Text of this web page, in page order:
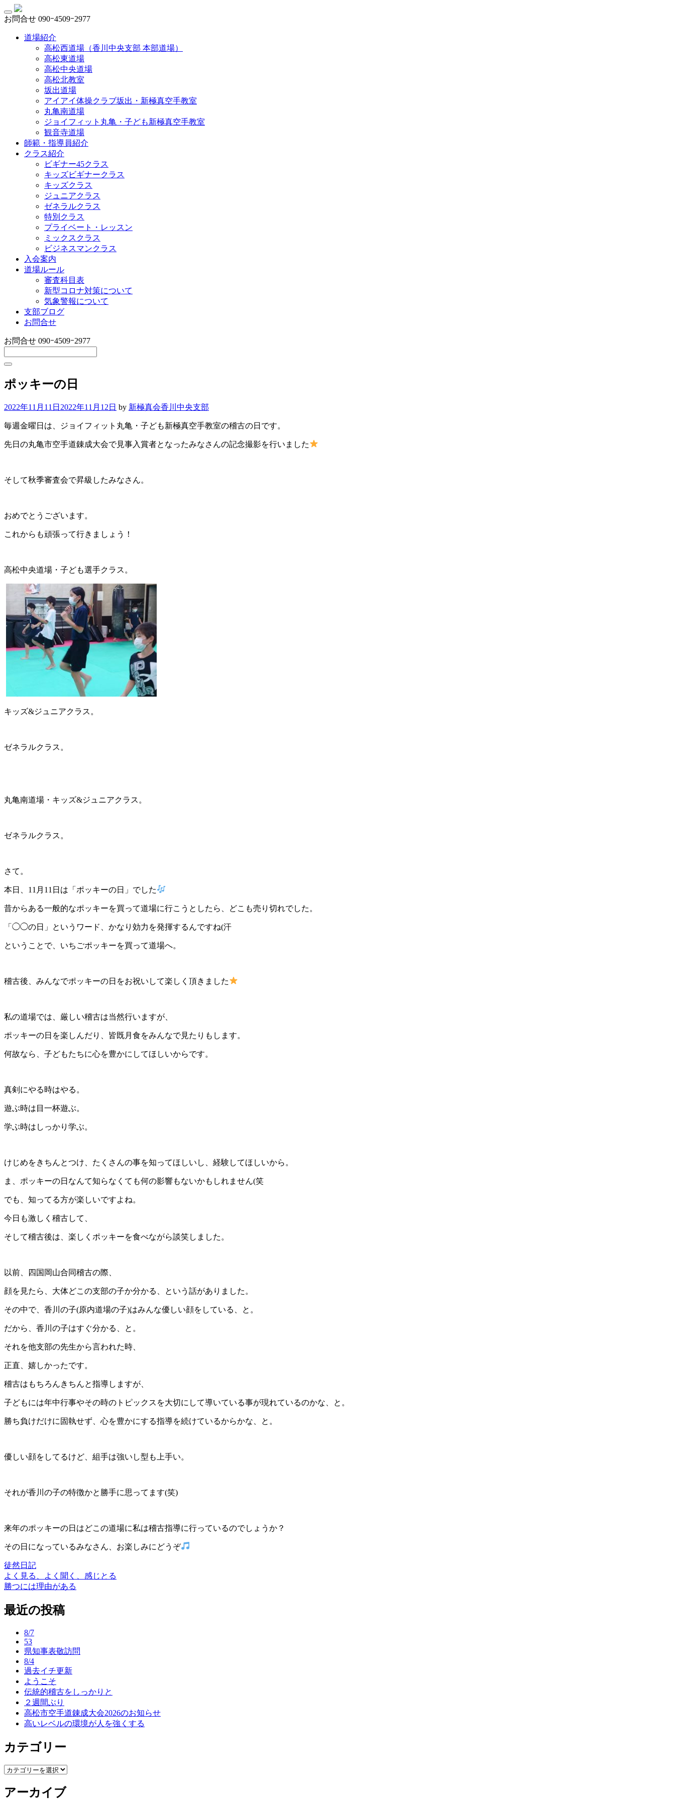
お問合せ 090ｰ4509ｰ2977
道場紹介
高松西道場（香川中央支部 本部道場）
高松東道場
高松中央道場
高松北教室
坂出道場
アイアイ体操クラブ坂出・新極真空手教室
丸亀南道場
ジョイフィット丸亀・子ども新極真空手教室
観音寺道場
師範・指導員紹介
クラス紹介
ビギナー45クラス
キッズビギナークラス
キッズクラス
ジュニアクラス
ゼネラルクラス
特別クラス
プライベート・レッスン
ミックスクラス
ビジネスマンクラス
入会案内
道場ルール
審査科目表
新型コロナ対策について
気象警報について
支部ブログ
お問合せ
お問合せ 090ｰ4509ｰ2977
ポッキーの日
2022年11月11日 2022年11月12日 by 新極真会香川中央支部
毎週金曜日は、ジョイフィット丸亀・子ども新極真空手教室の稽古の日です。
先日の丸亀市空手道錬成大会で見事入賞者となったみなさんの記念撮影を行いました
そして秋季審査会で昇級したみなさん。
おめでとうございます。
これからも頑張って行きましょう！
高松中央道場・子ども選手クラス。
キッズ&ジュニアクラス。
ゼネラルクラス。
丸亀南道場・キッズ&ジュニアクラス。
ゼネラルクラス。
さて。
本日、11月11日は「ポッキーの日」でした
昔からある一般的なポッキーを買って道場に行こうとしたら、どこも売り切れでした。
「◯◯の日」というワード、かなり効力を発揮するんですね(汗
ということで、いちごポッキーを買って道場へ。
稽古後、みんなでポッキーの日をお祝いして楽しく頂きました
私の道場では、厳しい稽古は当然行いますが、
ポッキーの日を楽しんだり、皆既月食をみんなで見たりもします。
何故なら、子どもたちに心を豊かにしてほしいからです。
真剣にやる時はやる。
遊ぶ時は目一杯遊ぶ。
学ぶ時はしっかり学ぶ。
けじめをきちんとつけ、たくさんの事を知ってほしいし、経験してほしいから。
ま、ポッキーの日なんて知らなくても何の影響もないかもしれません(笑
でも、知ってる方が楽しいですよね。
今日も激しく稽古して、
そして稽古後は、楽しくポッキーを食べながら談笑しました。
以前、四国岡山合同稽古の際、
顔を見たら、大体どこの支部の子か分かる、という話がありました。
その中で、香川の子(原内道場の子)はみんな優しい顔をしている、と。
だから、香川の子はすぐ分かる、と。
それを他支部の先生から言われた時、
正直、嬉しかったです。
稽古はもちろんきちんと指導しますが、
子どもには年中行事やその時のトピックスを大切にして導いている事が現れているのかな、と。
勝ち負けだけに固執せず、心を豊かにする指導を続けているからかな、と。
優しい顔をしてるけど、組手は強いし型も上手い。
それが香川の子の特徴かと勝手に思ってます(笑)
来年のポッキーの日はどこの道場に私は稽古指導に行っているのでしょうか？
その日になっているみなさん、お楽しみにどうぞ
徒然日記
投
稿
ナ
よく見る、よく聞く、感じとる
勝つには理由がある
最近の投稿
8/7
53
県知事表敬訪問
8/4
過去イチ更新
ようこそ
伝統的稽古をしっかりと
２週間ぶり
高松市空手道錬成大会2026のお知らせ
高いレベルの環境が人を強くする
カテゴリー
カ
ゴ
アーカイブ